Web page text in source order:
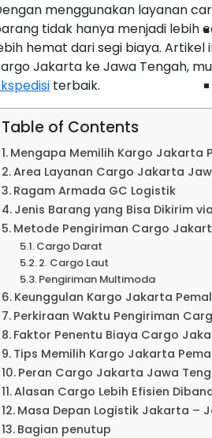
menggunakan layanan
tidak hanya menjadi lebih
hemat dari segi biaya.
Jakarta ke Jawa Tengah,
terbaik.
Table of Contents
Mengapa Memilih Kargo Jakarta
Area Layanan Cargo Jakarta
Ragam Armada GC Logistik
Jenis Barang yang Bisa Dikirim
Metode Pengiriman Cargo
Cargo Darat
2. Cargo Laut
Pengiriman Multimoda
Keunggulan Kargo Jakarta
Perkiraan Waktu Pengiriman
Faktor Penentu Biaya Cargo
Tips Memilih Kargo Jakarta
Peran Cargo Jakarta Jawa
Alasan Cargo Lebih Efisien
Masa Depan Logistik Jakarta –
Bagian penutup